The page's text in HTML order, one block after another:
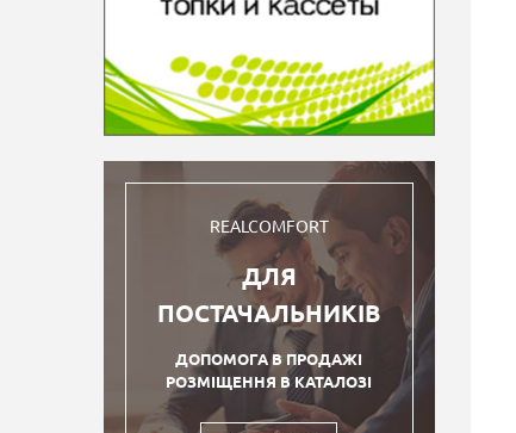
REALCOMFORT
ДЛЯ
ПОСТАЧАЛЬНИКІВ
ДОПОМОГА В ПРОДАЖІ
РОЗМІЩЕННЯ В КАТАЛОЗІ